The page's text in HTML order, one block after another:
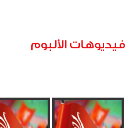
فيديوهات الألبوم